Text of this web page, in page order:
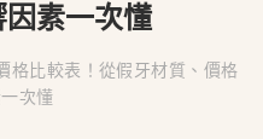
素一次懂
格比較表！從假牙材質、價格
次懂